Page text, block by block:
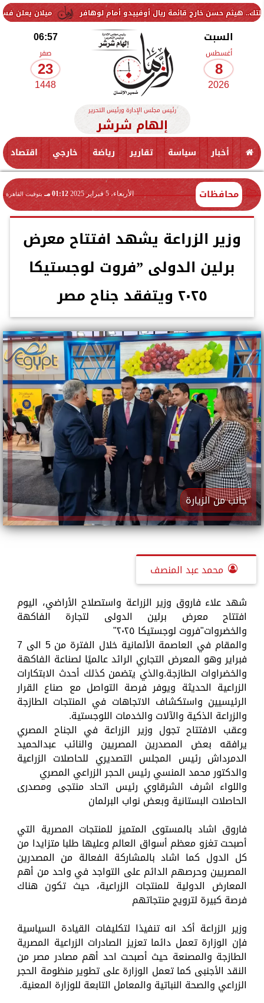
ميلان يعلن فسخ عقد خارج قائمة ريال أوفييدو أمام لوهافر
السبت
أغسطس
8
2026
06:57
صفر
23
1448
رئيس مجلس الإدارة ورئيس التحرير
إلهام شرشر
أخبار سياسة تقارير رياضة خارجي اقتصاد
محافظات الأربعاء، 5 فبراير 2025 01:12 مـ بتوقيت القاهرة
وزير الزراعة يشهد افتتاح معرض
برلين الدولى ”فروت لوجستيكا
٢٠٢٥ ويتفقد جناح مصر
جانب من الزيارة
محمد عبد المنصف
شهد علاء فاروق وزير الزراعة واستصلاح الأراضي، اليوم
افتتاح معرض برلين الدولى لتجارة الفاكهة
والخضروات"فروت لوجستيكا ٢٠٢٥"
والمقام في العاصمة الألمانية خلال الفترة من 5 الى 7
فبراير وهو المعرض التجاري الرائد عالميًا لصناعة الفاكهة
والخضراوات الطازجة.والذي يتضمن كذلك أحدث الابتكارات
الزراعية الحديثة ويوفر فرصة التواصل مع صناع القرار
الرئيسيين واستكشاف الاتجاهات في المنتجات الطازجة
والزراعة الذكية والآلات والخدمات اللوجستية.
وعقب الافتتاح تجول وزير الزراعة في الجناح المصري
يرافقه بعض المصدرين المصريين والنائب عبدالحميد
الدمرداش رئيس المجلس التصديري للحاصلات الزراعية
والدكتور محمد المنسي رئيس الحجر الزراعي المصري
واللواء اشرف الشرقاوي رئيس اتحاد منتجى ومصدرى
الحاصلات البستانية وبعض نواب البرلمان
فاروق اشاد بالمستوى المتميز للمنتجات المصرية التي
أصبحت تغزو معظم أسواق العالم وعليها طلبا متزايدا من
كل الدول كما اشاد بالمشاركة الفعالة من المصدرين
المصريين وحرصهم الدائم على التواجد في واحد من أهم
المعارض الدولية للمنتجات الزراعية، حيث تكون هناك
فرصة كبيرة لترويج منتجاتهم
وزير الزراعة أكد انه تنفيذا لتكليفات القيادة السياسية
فإن الوزارة تعمل دائما تعزيز الصادرات الزراعية المصرية
الطازجة والمصنعة حيث أصبحت احد أهم مصادر مصر من
النقد الأجنبى كما تعمل الوزارة على تطوير منظومة الحجر
الزراعي والصحة النباتية والمعامل التابعة للوزارة المعنية.